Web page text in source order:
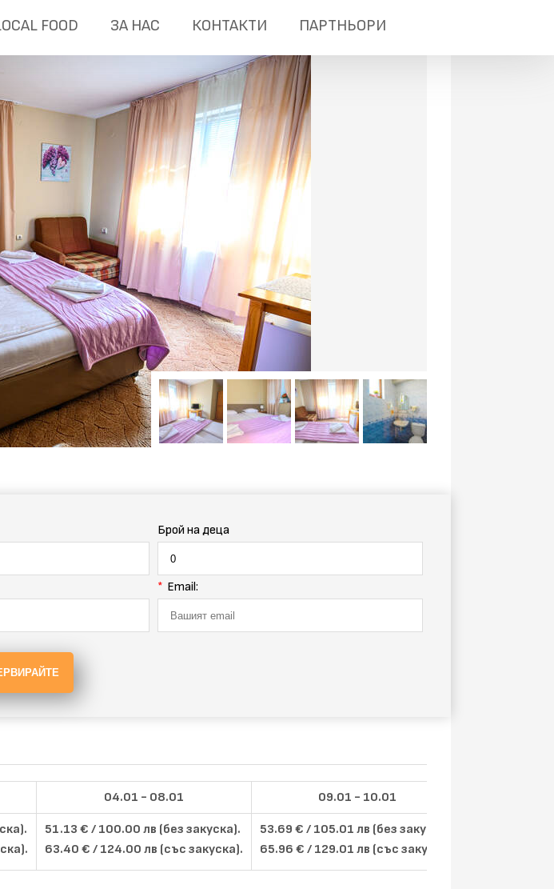
FOOD ЗА НАС КОНТАКТИ ПАРТНЬОРИ
Брой на деца
Email:
04.01 - 08.01 09.01 - 10.01
51.13 € / 100.00 лв (без закуска).
63.40 € / 124.00 лв (със закуска).
53.69 € / 105.01 лв (без закуска).
65.96 € / 129.01 лв (със закуска).